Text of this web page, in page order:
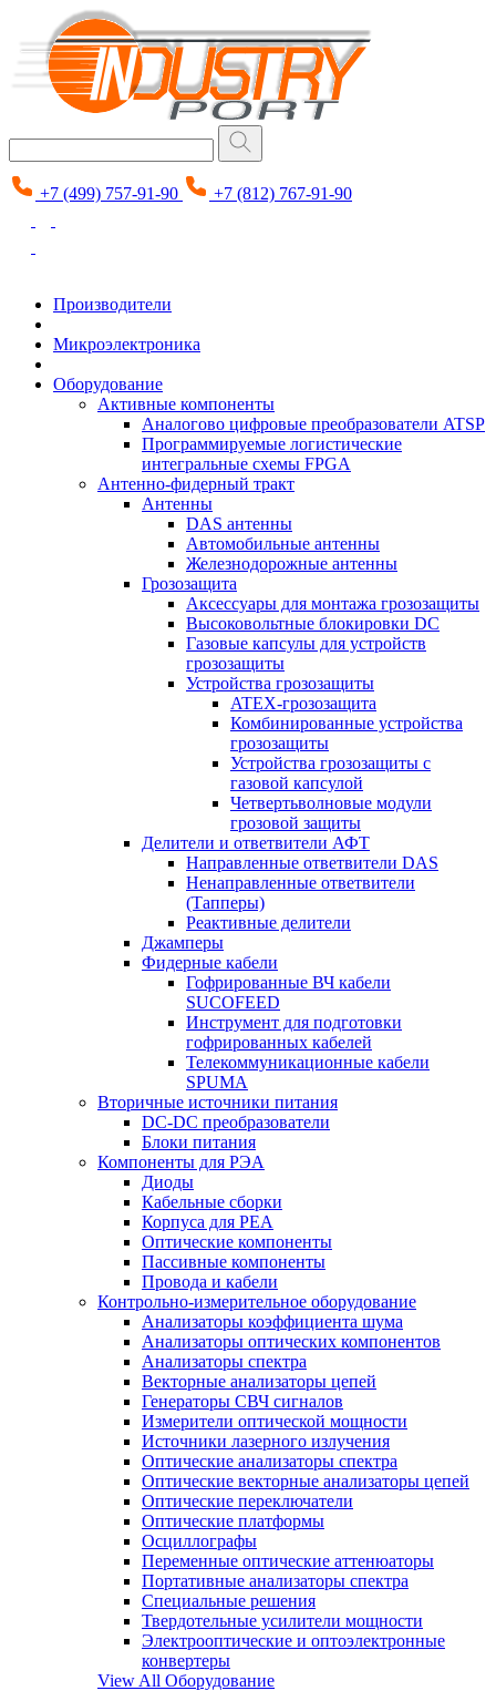
+7 (499) 757-91-90 +7 (812) 767-91-90
Производители
Микроэлектроника
Оборудование
Активные компоненты
Аналогово цифровые преобразователи ATSP
Программируемые логистические
интегральные схемы FPGA
Антенно-фидерный тракт
Антенны
DAS антенны
Автомобильные антенны
Железнодорожные антенны
Грозозащита
Аксессуары для монтажа грозозащиты
Высоковольтные блокировки DC
Газовые капсулы для устройств
грозозащиты
Устройства грозозащиты
ATEX-грозозащита
Комбинированные устройства
грозозащиты
Устройства грозозащиты с
газовой капсулой
Четвертьволновые модули
грозовой защиты
Делители и ответвители АФТ
Направленные ответвители DAS
Ненаправленные ответвители
(Тапперы)
Реактивные делители
Джамперы
Фидерные кабели
Гофрированные ВЧ кабели
SUCOFEED
Инструмент для подготовки
гофрированных кабелей
Телекоммуникационные кабели
SPUMA
Вторичные источники питания
DC-DC преобразователи
Блоки питания
Компоненты для РЭА
Диоды
Кабельные сборки
Корпуса для РЕА
Оптические компоненты
Пассивные компоненты
Провода и кабели
Контрольно-измерительное оборудование
Анализаторы коэффициента шума
Анализаторы оптических компонентов
Анализаторы спектра
Векторные анализаторы цепей
Генераторы СВЧ сигналов
Измерители оптической мощности
Источники лазерного излучения
Оптические анализаторы спектра
Оптические векторные анализаторы цепей
Оптические переключатели
Оптические платформы
Осциллографы
Переменные оптические аттенюаторы
Портативные анализаторы спектра
Специальные решения
Твердотельные усилители мощности
Электрооптические и оптоэлектронные
конвертеры
View All Оборудование